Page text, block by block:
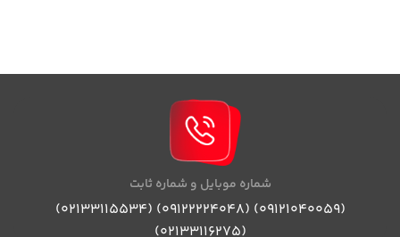
شماره موبایل و شماره ثابت
(09121040059) (09122224048) (02133115534)
(02133116275)